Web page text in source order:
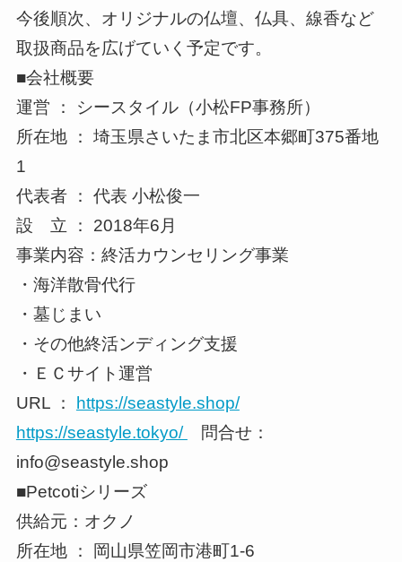
今後順次、オリジナルの仏壇、仏具、線香など
取扱商品を広げていく予定です。
■会社概要
運営 ： シースタイル（小松FP事務所）
所在地 ： 埼玉県さいたま市北区本郷町375番地
1
代表者 ： 代表 小松俊一
設 立 ： 2018年6月
事業内容：終活カウンセリング事業
・海洋散骨代行
・墓じまい
・その他終活ンディング支援
・ＥＣサイト運営
URL ：
https://seastyle.shop/
https://seastyle.tokyo/
問合せ：
info@seastyle.shop
■Petcotiシリーズ
供給元：オクノ
所在地 ： 岡山県笠岡市港町1‐6